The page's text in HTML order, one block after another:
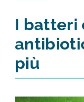
PRODOTTI
APPLICAZIONI
TEST E STUDI
I batteri
più